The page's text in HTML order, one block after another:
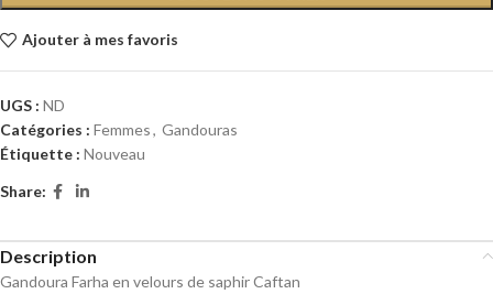
Ajouter à mes favoris
UGS : ND
Catégories : Femmes, Gandouras
Étiquette : Nouveau
Share:
Description
Gandoura Farha en velours de saphir Caftan